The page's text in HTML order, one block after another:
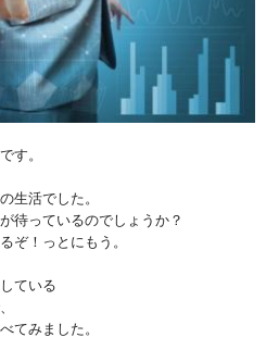
す。
生活でした。
待っているのでしょうか？
ぞ！っとにもう。
ている
てみました。